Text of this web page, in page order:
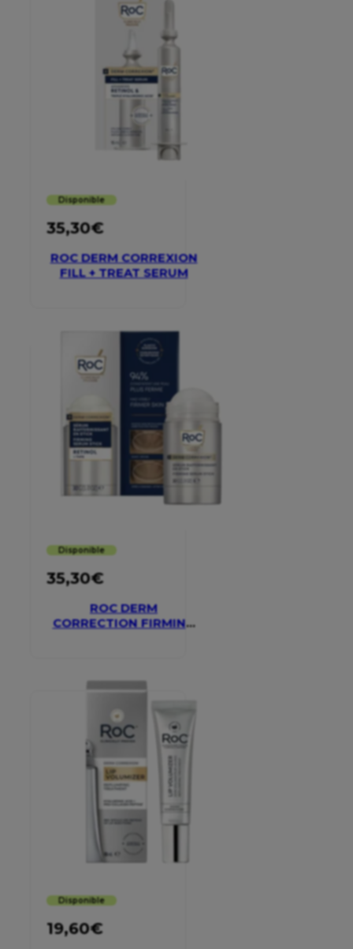
Disponible
35,30€
ROC DERM CORREXION
FILL + TREAT SERUM
Disponible
35,30€
ROC DERM
CORRECTION FIRMING
Disponible
19,60€